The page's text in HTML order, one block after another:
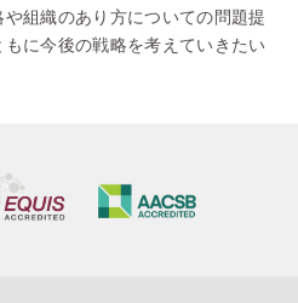
組織のあり方についての問題提
に今後の戦略を考えていきたい